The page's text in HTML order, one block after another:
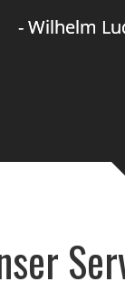
- Wilhelm